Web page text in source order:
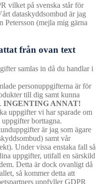
vilket på svenska står för
dataskyddsombud är jag
Petersson (mejla mig gärna
från ovan text
samlas in då du handlar i
personuppgifterna är för
till dig samt kunna
INGENTING ANNAT!
uppgifter vi har sparade om
borttagna.
är jag som ägare
samt vår
Under vissa enstaka fall så
uppgifter, utifall en särskild
Detta är dock ovanligt då
så kommer detta att
uppfyller GDPR